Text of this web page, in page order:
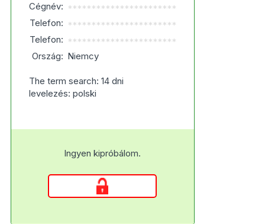
Cégnév: ***********************
Telefon: ***********************
Telefon: ***********************
Ország: Niemcy
The term search: 14 dni
levelezés: polski
Ingyen kipróbálom.